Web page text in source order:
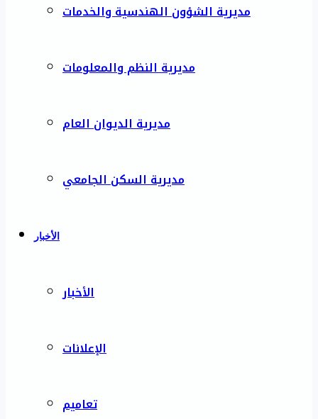
مديرية الشؤون الهندسية والخدمات
مديرية النظم والمعلومات
مديرية الديوان العام
مديرية السكن الجامعي
الأخبار
الأخبار
الإعلانات
تعاميم